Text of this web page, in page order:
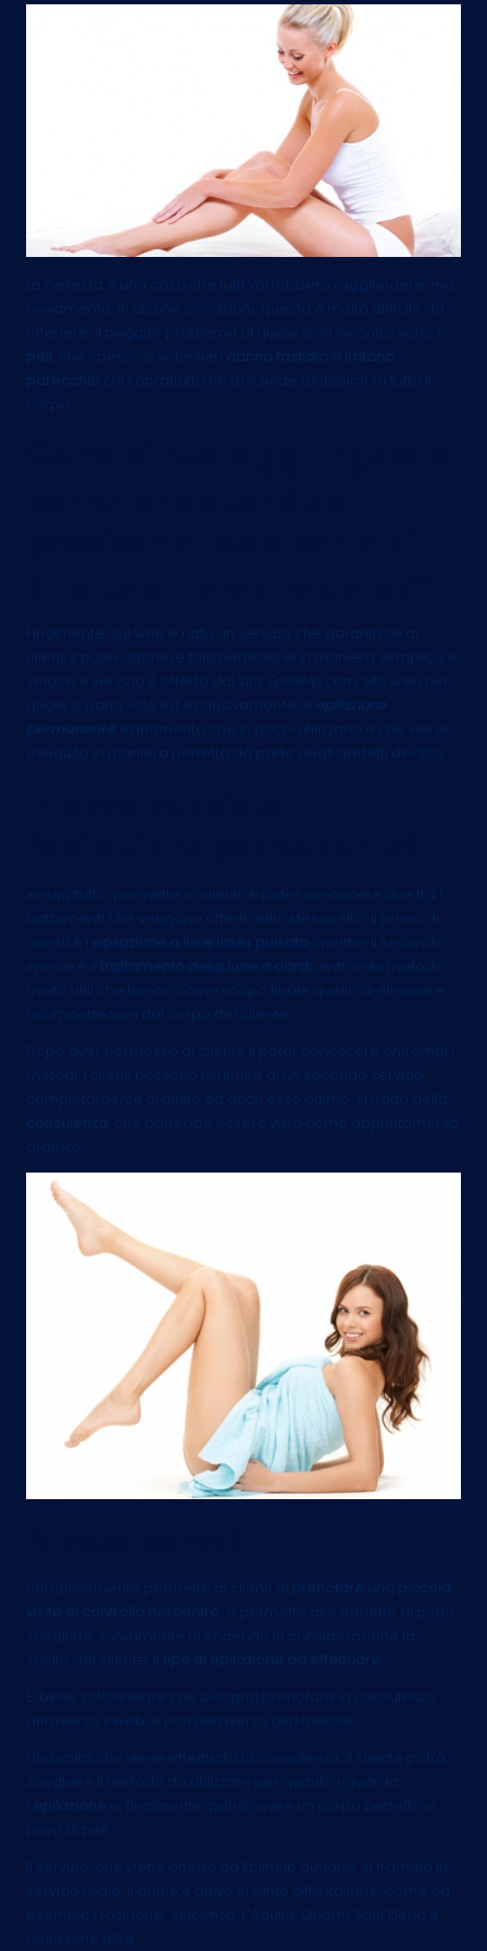
La bellezza è una cosa che tutti vorrebbero raggiungere, ma
ovviamente, in alcune occasioni, questa è molto difficile da
ottenere: il peggior problema al quale si va incontro sono i
, che spesso e volentieri
danno fastidio e irritano
parecchio
chi soprattutto ne possiede tantissimi su tutto il
corpo.
Finalmente, sul web è nato un servizio che garantisce ai
clienti il poter ottenere tale perfezione in maniera semplice e
veloce: il servizio è offerto dal sito
, sito web nel
quale si parla solo ed esclusivamente di
epilazione
permanente , trattamento che in pochi utilizzano e che viene
eseguito in maniera perfetta da parte degli addetti del sito.
Innanzitutto, permette ai clienti di poter conoscere due tra i
trattamenti che vengono offerti dallo stesso sito: il primo di
questi è l’
epilazione a luce laser pulsata
, mentre il secondo
invece è il
trattamento della luce a dardi
, entrambi metodo
molto utili che hanno come scopo finale quello di eliminare
tali imperfezioni dal corpo del cliente.
Dopo aver permesso al cliente il poter conoscere entrambi i
metodi, i clienti possono usufruire di un secondo servizio
completamente gratuito ed anch’esso ottimo: si tratta della
consulenza
, che potrebbe essere vista come appuntamento
gratuito.
Semplicemente permette ai clienti di
prenotare una piccola
visita di controllo nel centro
, e permette alle addette di poter
scegliere, ovviamente prendendo in considerazione la
scelta del cliente, il
tipo di epilazione da effettuare
E’ bene sottolineare che bisogna prenotare la consulenza
attraverso il web, e non attraverso altri metodi.
Una volta che viene effettuata la consulenza, il cliente potrà
scegliere il metodo da utilizzare per quanto riguarda
epilazione
e, finalmente, potrà avere un corpo perfetto e
privo di peli.
Il servizio, che viene offerto da
Epilhelp
dunque, si tramuta in
servizio reale, il quale è attivo in tante città italiane, come ad
esempio Frosinone, Vincenza, L’Aquila, Quartu Sant’Elena e
tantissime altre.